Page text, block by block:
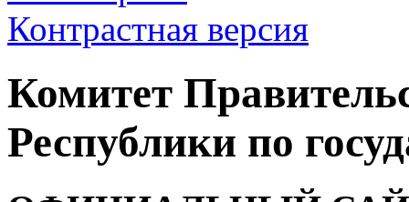
Контрастная версия
Комитет
Республики по